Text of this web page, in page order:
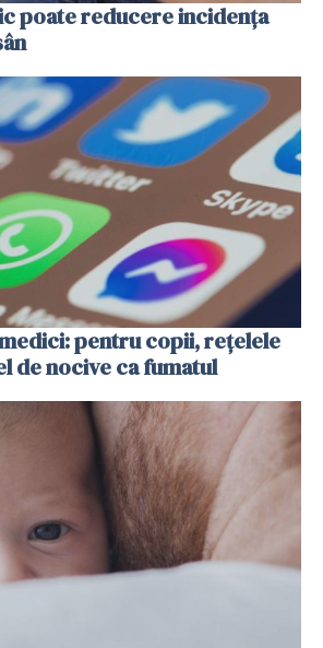
poate reducere incidența
pentru copii, rețelele
de nocive ca fumatul